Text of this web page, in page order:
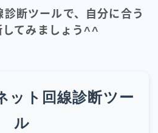
断ツールで、自分に合う
してみましょう^^
ット回線診断ツー
ル